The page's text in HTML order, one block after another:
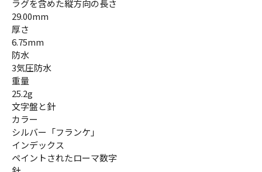
ラグを含めた縦方向の長さ
29.00mm
厚さ
6.75mm
防水
3気圧防水
重量
25.2g
文字盤と針
カラー
シルバー「フランケ」
インデックス
ペイントされたローマ数字